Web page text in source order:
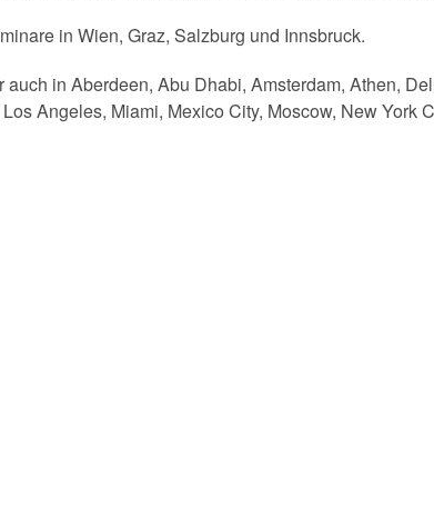
in Wien, Graz, Salzburg und Innsbruck.
in Aberdeen, Abu Dhabi, Amsterdam, Athen,
Angeles, Miami, Mexico City, Moscow, New York